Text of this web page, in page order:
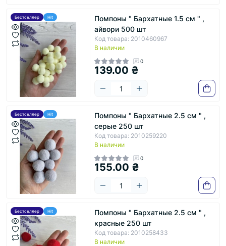
Бестселлер Hit
Помпоны " Бархатные 1.5 см " ,
айвори 500 шт
Код товара: 2010460967
В наличии
0
139.00 ₴
Бестселлер Hit
Помпоны " Бархатные 2.5 см " ,
серые 250 шт
Код товара: 2010259220
В наличии
0
155.00 ₴
Бестселлер Hit
Помпоны " Бархатные 2.5 см " ,
красные 250 шт
Код товара: 2010258433
В наличии